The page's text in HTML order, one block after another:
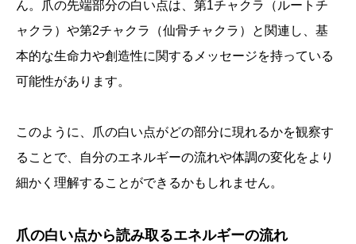
ん。爪の先端部分の白い点は、第1チャクラ（ルートチ
ャクラ）や第2チャクラ（仙骨チャクラ）と関連し、基
本的な生命力や創造性に関するメッセージを持っている
可能性があります。
このように、爪の白い点がどの部分に現れるかを観察す
ることで、自分のエネルギーの流れや体調の変化をより
細かく理解することができるかもしれません。
爪の白い点から読み取るエネルギーの流れ